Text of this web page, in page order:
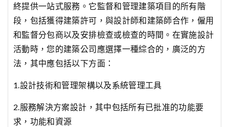
終提供一站式服務。它監督和管理建築項目的所有階
段，包括獲得建築許可，與設計師和建築師合作，僱用
和監督分包商以及安排檢查或檢查的時間。在實施設計
活動時，您的建築公司應選擇一種綜合的，廣泛的方
法，其中應包括以下方面：
1.設計技術和管理架構以及系統管理工具
2.服務解決方案設計，其中包括所有已批准的功能要
求，功能和資源